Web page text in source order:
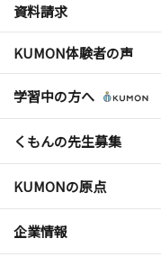
資料請求
KUMON体験者の声
学習中の方へ
くもんの先生募集
KUMONの原点
企業情報